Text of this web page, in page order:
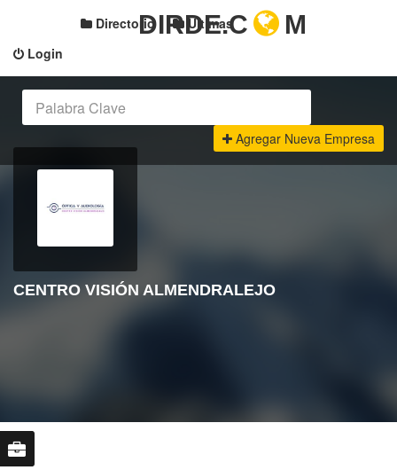
Login
Directorio Últimas
DIRDE.C M
Agregar Nueva Empresa
CENTRO VISIÓN ALMENDRALEJO